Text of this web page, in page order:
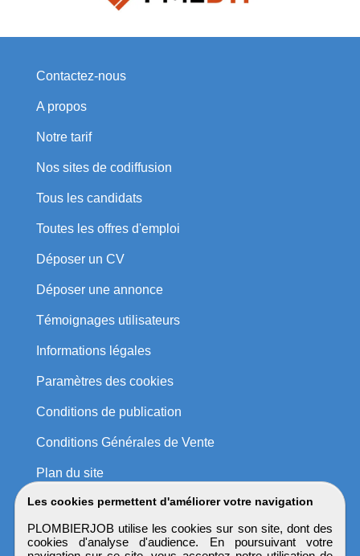
Les cookies permettent d'améliorer votre navigation
PLOMBIERJOB utilise les cookies sur son site, dont des
cookies d'analyse d'audience. En poursuivant votre
Contactez-nous
A propos
Notre tarif
Nos sites de codiffusion
Tous les candidats
Toutes les offres d'emploi
Déposer un CV
Déposer une annonce
Témoignages utilisateurs
Informations légales
Paramètres des cookies
Conditions de publication
Conditions Générales de Vente
Plan du site